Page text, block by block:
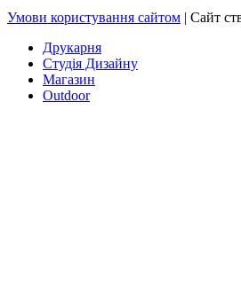
Умови користування сайтом | Сайт
Друкарня
Студія Дизайну
Магазин
Outdoor